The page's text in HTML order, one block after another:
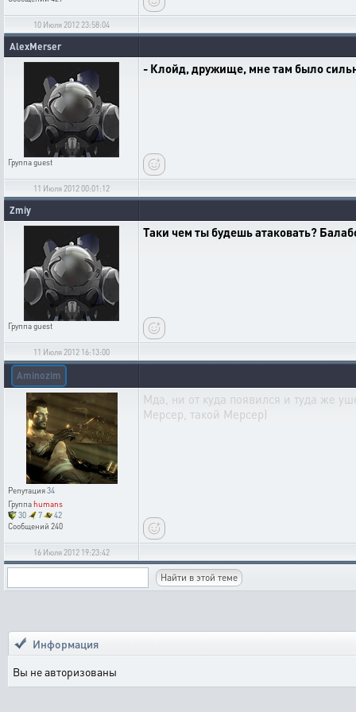
10 Июля 2012 23:58:04
AlexMerser
Группаguest
- Клойд, дружище, мне там было
11 Июля 2012 00:01:12
Zmiy
Группаguest
Таки чем ты будешь атаковать?
11 Июля 2012 16:13:00
Aminozim
Репутация34
Группаhumans
30
7
42
Сообщений 240
Мда, ни от куда появился и туда же
Мерсер, такой Мерсер)
16 Июля 2012 19:23:42
Информация
Вы не авторизованы